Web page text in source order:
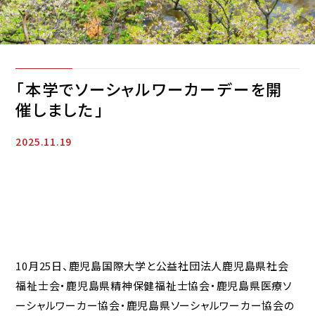
「本学でソーシャルワーカーデーを開
催しました」
2025.11.19
10月25日、鹿児島国際大学と公益社団法人鹿児島県社会
福祉士会・鹿児島県精神保健福祉士協会・鹿児島県医療ソ
ーシャルワーカー協会・鹿児島県ソーシャルワーカー協会の